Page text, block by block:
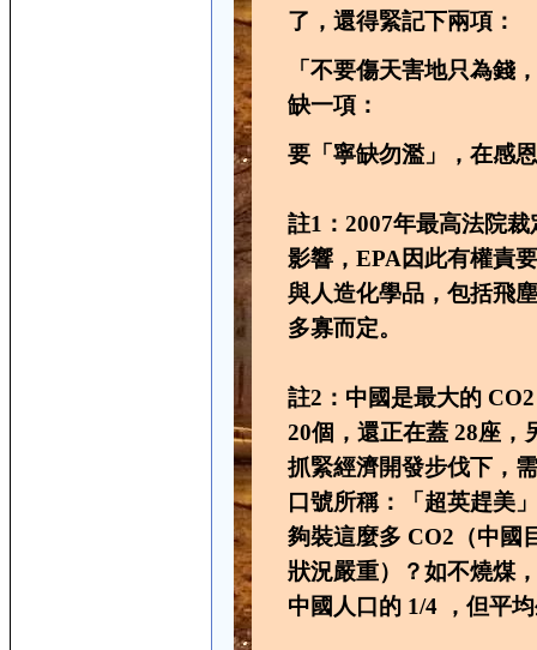
了，還得緊記下兩項：
「不要傷天害地只為錢
缺一項：
要「寧缺勿濫」，在感
註1：2007年最高法院
影響，EPA因此有權責
與人造化學品，包括飛
多寡而定。
註2：中國是最大的
20個，還正在蓋 28座，
抓緊經濟開發步伐下，
口號所稱：「超英趕美
夠裝這麼多 CO2（中國
狀況嚴重）？如不燒煤
中國人口的 1/4 ，但平